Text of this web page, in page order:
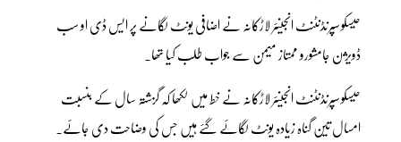
حیسکو سپرنڈنٹنٹ انجینئر لاڑکانہ نے اضافی یونٹ لگانے پر ایس ڈی او سب
ڈویژن جامشورو ممتاز میمن سے جواب طلب کیا تھا۔
حیسکو سپرنڈنٹنٹ انجینئر لاڑکانہ نے خط میں لکھا کہ گزشتہ سال کے بنسبت
امسال تین گناہ زیادہ یونٹ لگائے گئے ہیں جس کی وضاحت دی جائے۔